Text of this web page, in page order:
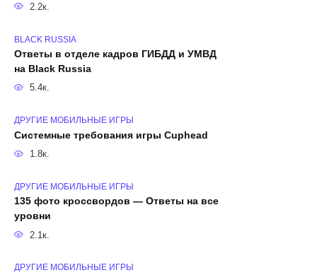
2.2к.
BLACK RUSSIA
Ответы в отделе кадров ГИБДД и УМВД
на Black Russia
5.4к.
ДРУГИЕ МОБИЛЬНЫЕ ИГРЫ
Системные требования игры Cuphead
1.8к.
ДРУГИЕ МОБИЛЬНЫЕ ИГРЫ
135 фото кроссвордов — Ответы на все
уровни
2.1к.
ДРУГИЕ МОБИЛЬНЫЕ ИГРЫ